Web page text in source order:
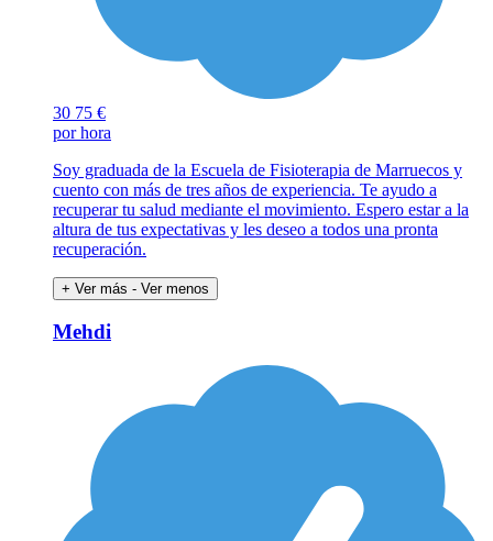
30 75 €
por hora
Soy graduada de la Escuela de Fisioterapia de Marruecos y
cuento con más de tres años de experiencia. Te ayudo a
recuperar tu salud mediante el movimiento. Espero estar a la
altura de tus expectativas y les deseo a todos una pronta
recuperación.
+ Ver más - Ver menos
Mehdi